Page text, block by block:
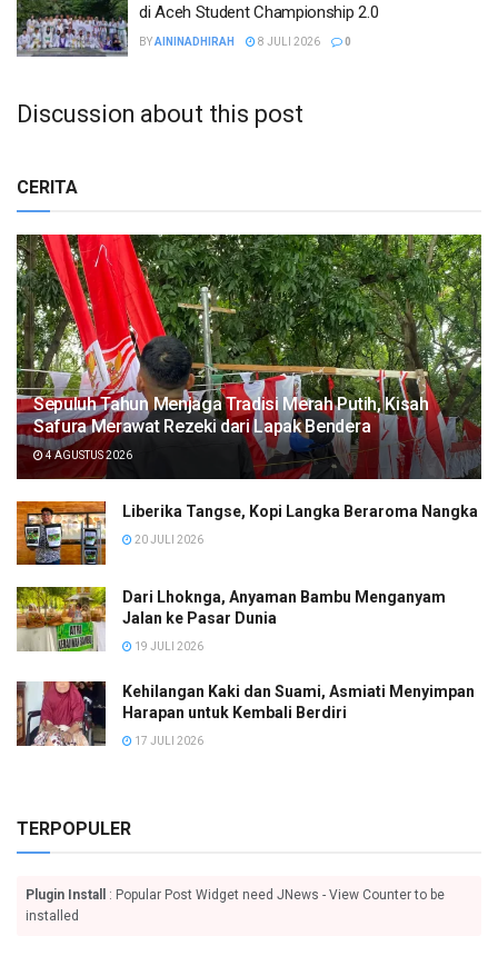
di Aceh Student Championship 2.0
BYAININADHIRAH 8 JULI 2026 0
Discussion about this post
CERITA
Sepuluh Tahun Menjaga Tradisi Merah Putih, Kisah
Safura Merawat Rezeki dari Lapak Bendera
4 AGUSTUS 2026
Liberika Tangse, Kopi Langka Beraroma Nangka
20 JULI 2026
Dari Lhoknga, Anyaman Bambu Menganyam
Jalan ke Pasar Dunia
19 JULI 2026
Kehilangan Kaki dan Suami, Asmiati Menyimpan
Harapan untuk Kembali Berdiri
17 JULI 2026
TERPOPULER
Plugin Install
: Popular Post Widget need JNews - View Counter to be
installed